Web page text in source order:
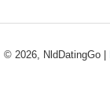
© 2026, NldDatingGo |